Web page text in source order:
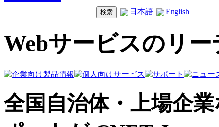
日本語 English
Webサービスのリ
全国自治体・上場企